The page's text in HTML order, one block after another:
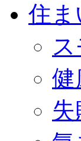
住ま
健
失